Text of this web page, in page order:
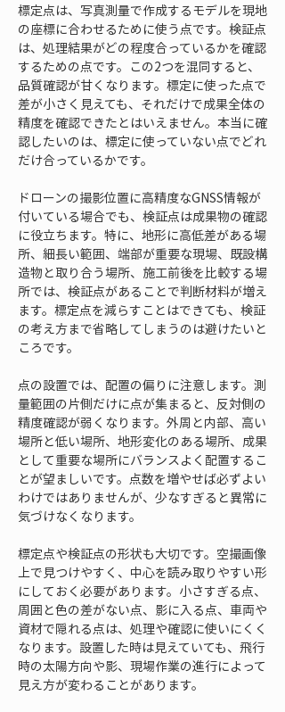
標定点は、写真測量で作成するモデルを現地
の座標に合わせるために使う点です。検証点
は、処理結果がどの程度合っているかを確認
するための点です。この2つを混同すると、
品質確認が甘くなります。標定に使った点で
差が小さく見えても、それだけで成果全体の
精度を確認できたとはいえません。本当に確
認したいのは、標定に使っていない点でどれ
だけ合っているかです。
ドローンの撮影位置に高精度なGNSS情報が
付いている場合でも、検証点は成果物の確認
に役立ちます。特に、地形に高低差がある場
所、細長い範囲、端部が重要な現場、既設構
造物と取り合う場所、施工前後を比較する場
所では、検証点があることで判断材料が増え
ます。標定点を減らすことはできても、検証
の考え方まで省略してしまうのは避けたいと
ころです。
点の設置では、配置の偏りに注意します。測
量範囲の片側だけに点が集まると、反対側の
精度確認が弱くなります。外周と内部、高い
場所と低い場所、地形変化のある場所、成果
として重要な場所にバランスよく配置するこ
とが望ましいです。点数を増やせば必ずよい
わけではありませんが、少なすぎると異常に
気づけなくなります。
標定点や検証点の形状も大切です。空撮画像
上で見つけやすく、中心を読み取りやすい形
にしておく必要があります。小さすぎる点、
周囲と色の差がない点、影に入る点、車両や
資材で隠れる点は、処理や確認に使いにくく
なります。設置した時は見えていても、飛行
時の太陽方向や影、現場作業の進行によって
見え方が変わることがあります。